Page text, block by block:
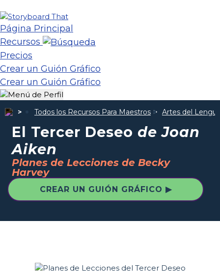
Página Principal
Recursos
Precios
Crear un Guión Gráfico
Crear un Guión Gráfico
Todos los Recursos Para Maestros Artes del
El Tercer Deseo de Joan
Aiken
Planes de Lecciones de Becky
Harvey
CREAR UN GUIÓN GRÁFICO ▶